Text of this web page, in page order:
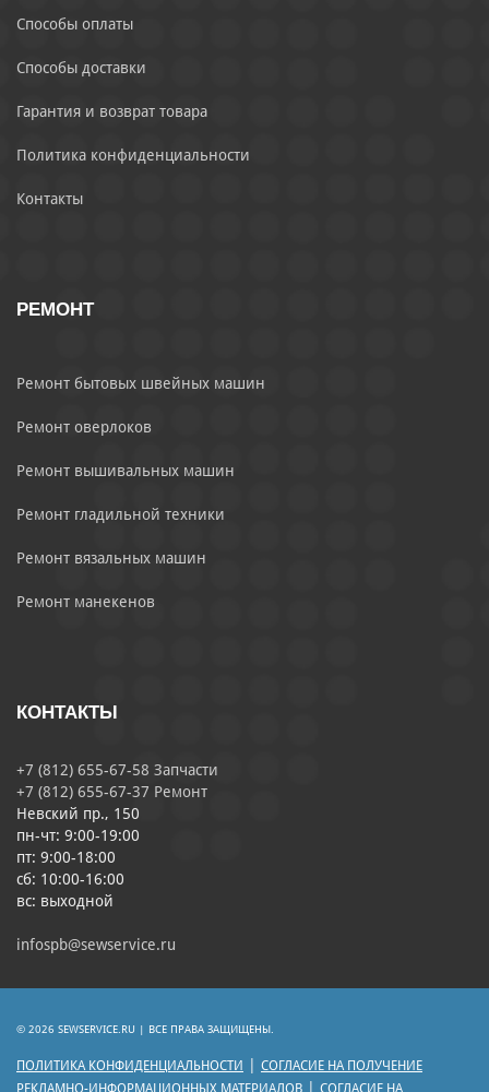
Способы оплаты
Способы доставки
Гарантия и возврат товара
Политика конфиденциальности
Контакты
РЕМОНТ
Ремонт бытовых швейных машин
Ремонт оверлоков
Ремонт вышивальных машин
Ремонт гладильной техники
Ремонт вязальных машин
Ремонт манекенов
КОНТАКТЫ
+7 (812) 655-67-58 Запчасти
+7 (812) 655-67-37 Ремонт
Невский пр., 150
пн-чт: 9:00-19:00
пт: 9:00-18:00
сб: 10:00-16:00
вс: выходной
infospb@sewservice.ru
© 2026 SEWSERVICE.RU | ВСЕ ПРАВА ЗАЩИЩЕНЫ.
ПОЛИТИКА КОНФИДЕНЦИАЛЬНОСТИ
СОГЛАСИЕ НА ПОЛУЧЕНИЕ
РЕКЛАМНО-ИНФОРМАЦИОННЫХ МАТЕРИАЛОВ
СОГЛАСИЕ НА